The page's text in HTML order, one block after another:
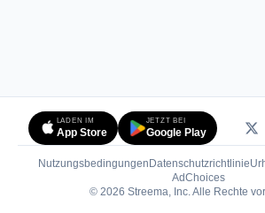
LADEN IM
App Store
JETZT BEI
Google Play
Nutzungsbedingungen Datenschutzrichtlinie
AdChoices(öffnet
© 2026 Streema, Inc. Alle Rechte